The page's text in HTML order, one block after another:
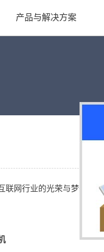
产品与解决方案
联网行业的光荣与梦想